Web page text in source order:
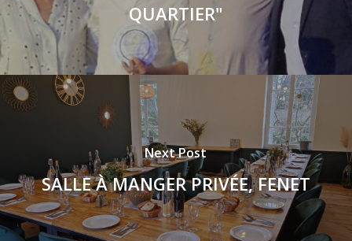
QUARTIER"
Next Post
SALLE À MANGER PRIVÉE, FENET